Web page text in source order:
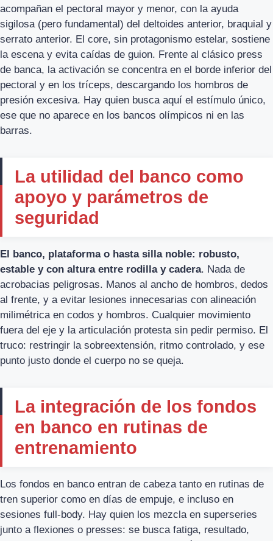
acompañan el pectoral mayor y menor, con la ayuda
sigilosa (pero fundamental) del deltoides anterior, braquial y
serrato anterior. El core, sin protagonismo estelar, sostiene
la escena y evita caídas de guion. Frente al clásico press
de banca, la activación se concentra en el borde inferior del
pectoral y en los tríceps, descargando los hombros de
presión excesiva. Hay quien busca aquí el estímulo único,
ese que no aparece en los bancos olímpicos ni en las
barras.
La utilidad del banco como
apoyo y parámetros de
seguridad
El banco, plataforma o hasta silla noble: robusto,
estable y con altura entre rodilla y cadera. Nada de
acrobacias peligrosas. Manos al ancho de hombros, dedos
al frente, y a evitar lesiones innecesarias con alineación
milimétrica en codos y hombros. Cualquier movimiento
fuera del eje y la articulación protesta sin pedir permiso. El
truco: restringir la sobreextensión, ritmo controlado, y ese
punto justo donde el cuerpo no se queja.
La integración de los fondos
en banco en rutinas de
entrenamiento
Los fondos en banco entran de cabeza tanto en rutinas de
tren superior como en días de empuje, e incluso en
sesiones full-body. Hay quien los mezcla en superseries
junto a flexiones o presses: se busca fatiga, resultado,